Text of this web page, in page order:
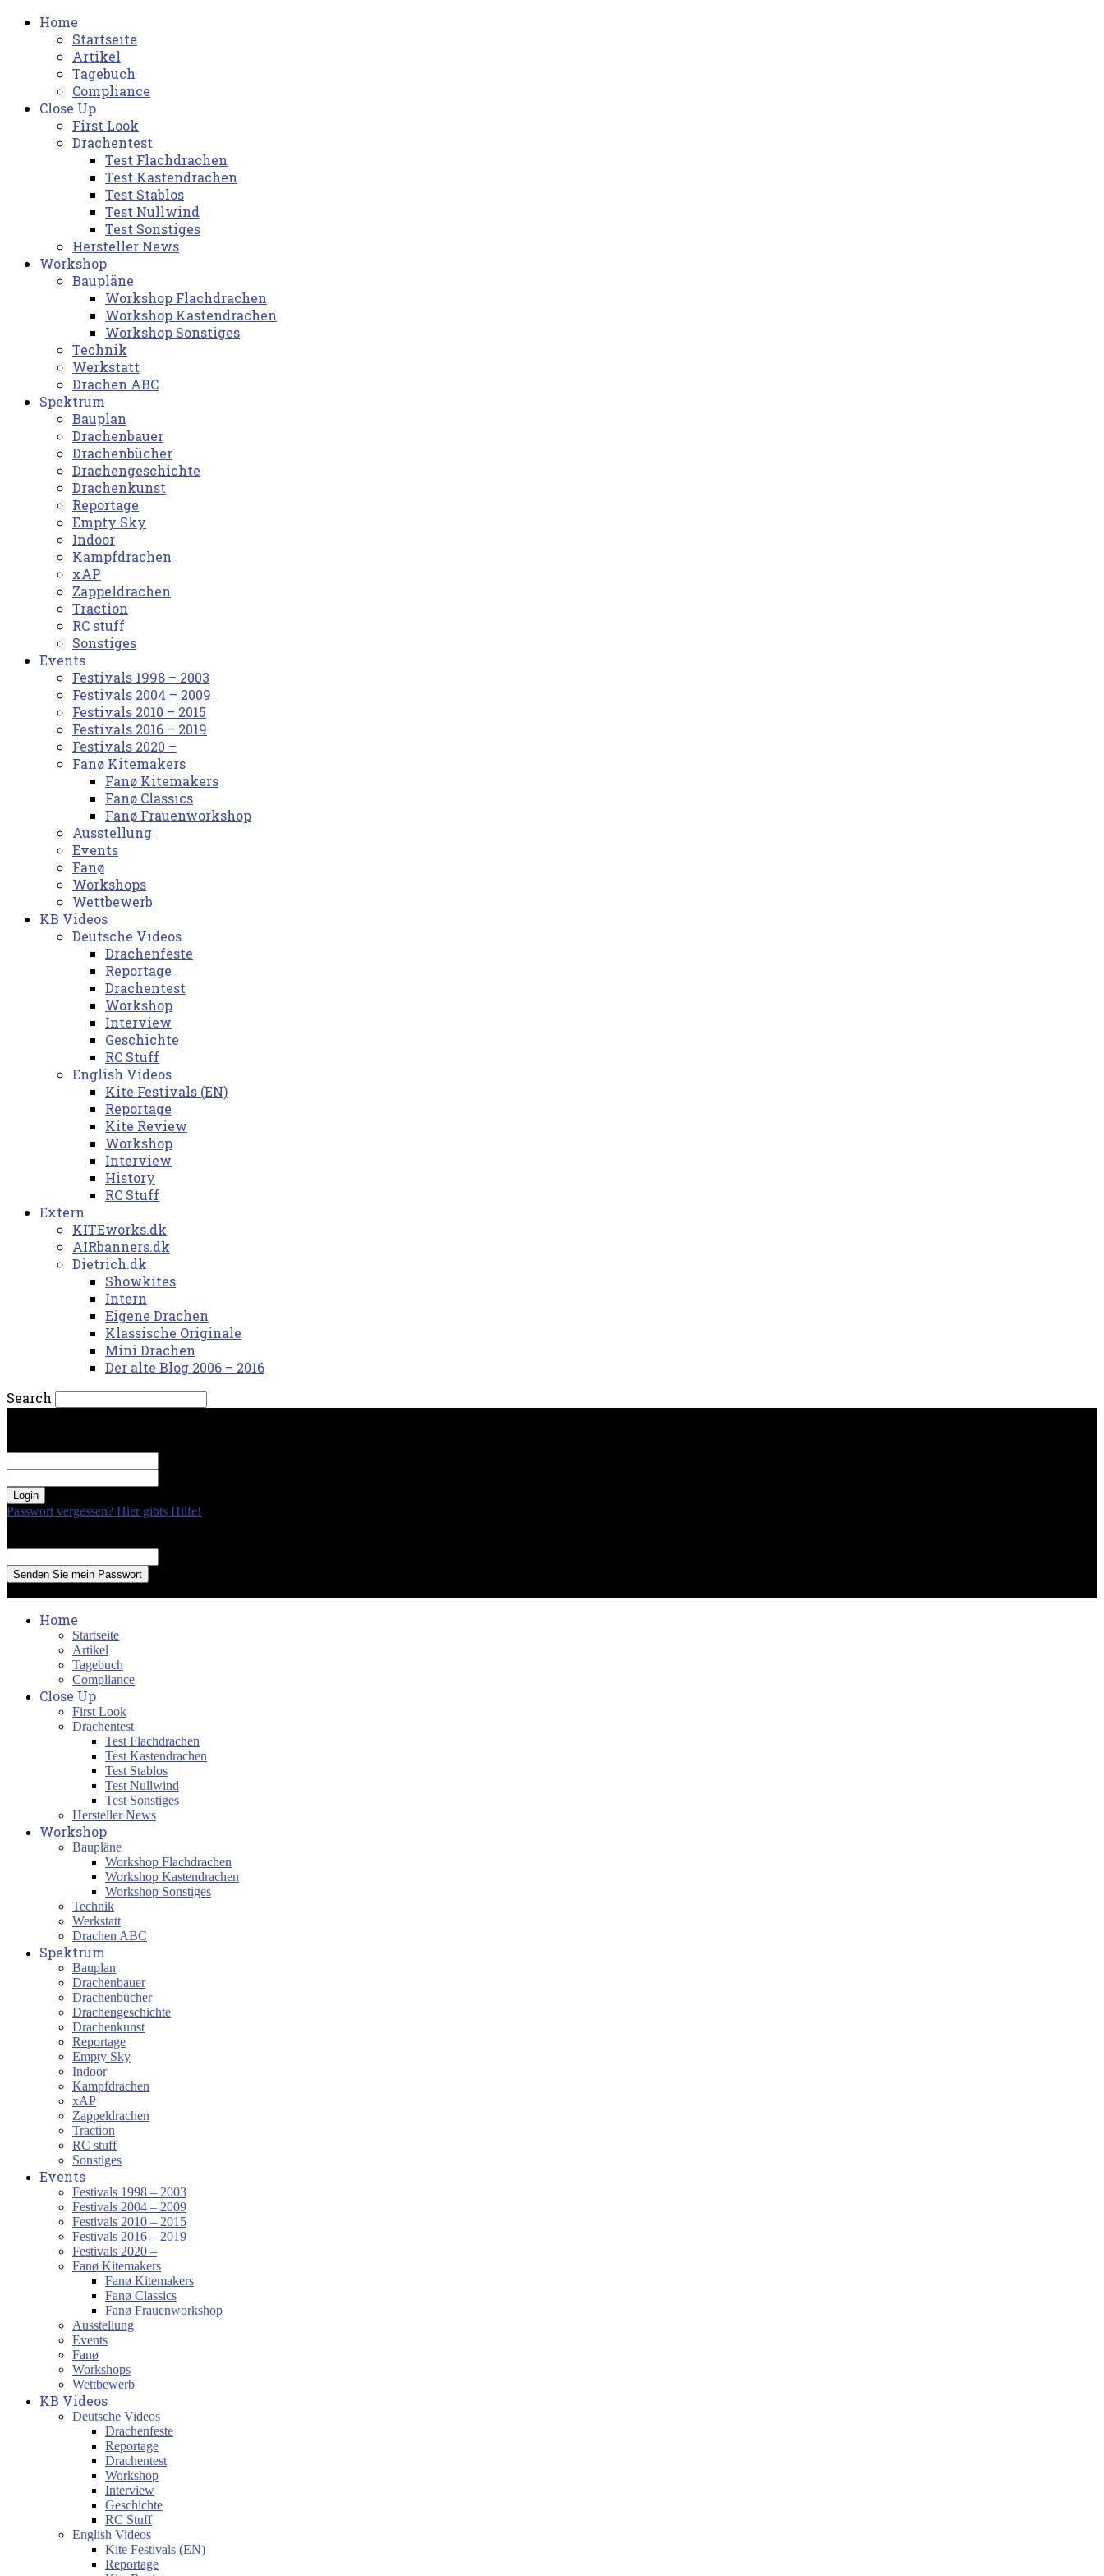
Home
Startseite
Artikel
Tagebuch
Compliance
Close Up
First Look
Drachentest
Test Flachdrachen
Test Kastendrachen
Test Stablos
Test Nullwind
Test Sonstiges
Hersteller News
Workshop
Baupläne
Workshop Flachdrachen
Workshop Kastendrachen
Workshop Sonstiges
Technik
Werkstatt
Drachen ABC
Spektrum
Bauplan
Drachenbauer
Drachenbücher
Drachengeschichte
Drachenkunst
Reportage
Empty Sky
Indoor
Kampfdrachen
xAP
Zappeldrachen
Traction
RC stuff
Sonstiges
Events
Festivals 1998 – 2003
Festivals 2004 – 2009
Festivals 2010 – 2015
Festivals 2016 – 2019
Festivals 2020 –
Fanø Kitemakers
Fanø Kitemakers
Fanø Classics
Fanø Frauenworkshop
Ausstellung
Events
Fanø
Workshops
Wettbewerb
KB Videos
Deutsche Videos
Drachenfeste
Reportage
Drachentest
Workshop
Interview
Geschichte
RC Stuff
English Videos
Kite Festivals (EN)
Reportage
Kite Review
Workshop
Interview
History
RC Stuff
Extern
KITEworks.dk
AIRbanners.dk
Dietrich.dk
Showkites
Intern
Eigene Drachen
Klassische Originale
Mini Drachen
Der alte Blog 2006 – 2016
Search
Passwort vergessen? Hier gibts Hilfe!
Home
Startseite
Artikel
Tagebuch
Compliance
Close Up
First Look
Drachentest
Test Flachdrachen
Test Kastendrachen
Test Stablos
Test Nullwind
Test Sonstiges
Hersteller News
Workshop
Baupläne
Workshop Flachdrachen
Workshop Kastendrachen
Workshop Sonstiges
Technik
Werkstatt
Drachen ABC
Spektrum
Bauplan
Drachenbauer
Drachenbücher
Drachengeschichte
Drachenkunst
Reportage
Empty Sky
Indoor
Kampfdrachen
xAP
Zappeldrachen
Traction
RC stuff
Sonstiges
Events
Festivals 1998 – 2003
Festivals 2004 – 2009
Festivals 2010 – 2015
Festivals 2016 – 2019
Festivals 2020 –
Fanø Kitemakers
Fanø Kitemakers
Fanø Classics
Fanø Frauenworkshop
Ausstellung
Events
Fanø
Workshops
Wettbewerb
KB Videos
Deutsche Videos
Drachenfeste
Reportage
Drachentest
Workshop
Interview
Geschichte
RC Stuff
English Videos
Kite Festivals (EN)
Reportage